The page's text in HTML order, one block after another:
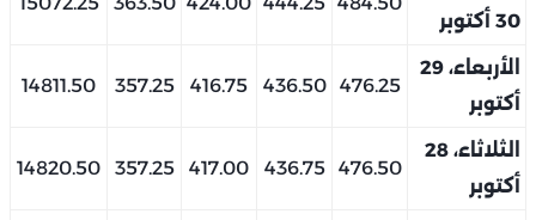
30 أكتوبر
الأربعاء، 29
أكتوبر
476.25
436.50
416.75
357.25
14811.50
الثلاثاء، 28
أكتوبر
476.50
436.75
417.00
357.25
14820.50